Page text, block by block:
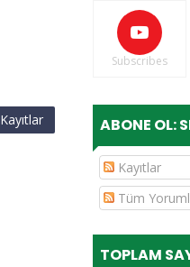
Subscribes
ABONE OL:
Kayıtlar
Tüm
TOPLAM